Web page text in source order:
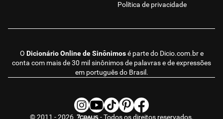
O Dicionário Online de Sinônimosé parte do Dicio.com.bre
conta com mais de 30 mil sinônimos de palavras e de expressões
em português do Brasil.
Política de privacidade
© 2011 - 2026 - Todos os direitos reservados.